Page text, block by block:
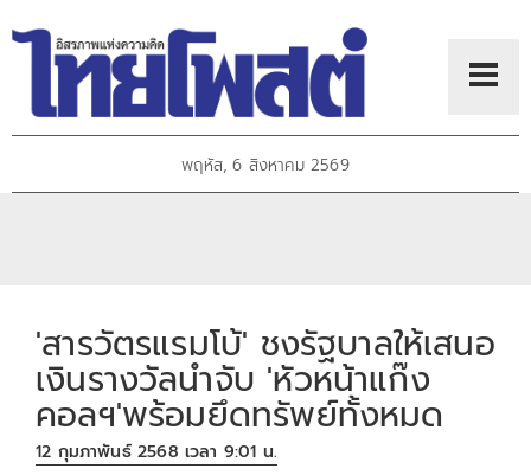
พฤหัส, 6 สิงหาคม 2569
'สารวัตรแรมโบ้' ชงรัฐบาลให้เสนอ
เงินรางวัลนำจับ 'หัวหน้าแก๊ง
คอลฯ'พร้อมยึดทรัพย์ทั้งหมด
12 กุมภาพันธ์ 2568 เวลา 9:01 น.